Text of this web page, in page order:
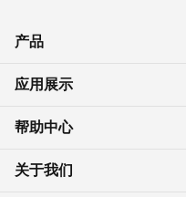
产品
应用展示
帮助中心
关于我们